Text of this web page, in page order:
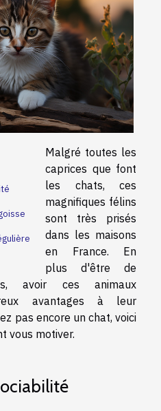
Malgré toutes les
caprices que font
les chats, ces
magnifiques félins
sont très prisés
dans les maisons
en France. En
plus d'être de
avoir ces animaux
avantages à leur
pas encore un chat, voici
vous motiver.